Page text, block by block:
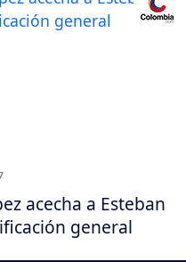
acecha a Esteban
general